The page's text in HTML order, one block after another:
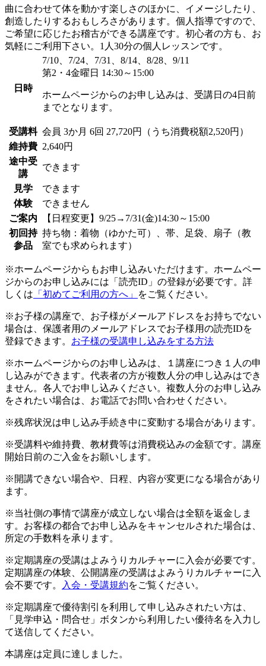
曲に合わせて体を動かす楽しさのほかに、イメージしたり、
創造したりするおもしろさがあります。個人指導ですので、
ご希望に応じたお稽古ができる講座です。初心者の方も、お
気軽にご利用下さい。1人30分の個人レッスンです。
日時
7/10、7/24、7/31、8/14、8/28、9/11
第2・4金曜日 14:30～15:00
ホームページからのお申し込みは、受講日の4日前
までとなります。
受講料 会員 3か月 6回 27,720円（うち消費税額2,520円）
維持費 2,640円
途中受
講
できます
見学
できます
体験
できません
ご案内
【日程変更】9/25→7/31(金)14:30～15:00
初回持
参品
持ち物：着物（ゆかた可）、帯、足袋、扇子（教
室でも求められます）
※ホームページからもお申し込みいただけます。ホームペー
ジからのお申し込みには「読売ID」の登録が必要です。詳
しくは 「初めてご利用の方へ」 をご覧ください。
※お子様の講座で、お子様がメールアドレスをお持ちでない
場合は、保護者用のメールアドレスでお子様用の読売IDを
登録できます。 お子様の受講申し込みをする方法
※ホームページからのお申し込みは、１講座につき１人の申
し込みができます。代表者の方が複数人分の申し込みはでき
ません。各人でお申し込みください。複数人分のお申し込み
をされたい場合は、お電話でお問い合わせください。
※残席状況は申し込み手続き中に変動する場合があります。
※受講料や維持費、教材費等は消費税込みの金額です。講座
開始日前のご入金をお願いします。
※開講できない場合や、日程、内容が変更になる場合があり
ます。
※当社側の事情で講座が成立しない場合は全額を返金しま
す。お客様の都合でお申し込みをキャンセルされた場合は、
所定の手数料を承ります。
※定期講座の受講はよみうりカルチャーに入会が必要です。
定期講座の体験、公開講座の受講はよみうりカルチャーに入
会不要です。
入会・受講規約をご覧ください。
※定期講座で優待割引を利用して申し込みされたい方は、
「見学申込・問合せ」ボタンから利用したい優待名を入力し
て送信してください。
本講座は定員に達しました。